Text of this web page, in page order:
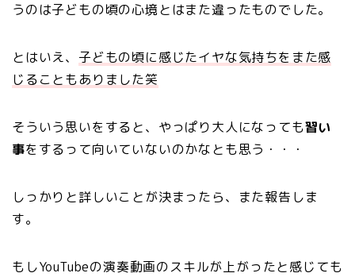
うのは子どもの頃の心境とはまた違ったものでした。
とはいえ、 子どもの頃に感じたイヤな気持ちをまた感
じることもありました笑
そういう思いをすると、やっぱり大人になっても習い
事をするって向いていないのかなとも思う・・・
しっかりと詳しいことが決まったら、また報告しま
す。
もしYouTubeの演奏動画のスキルが上がったと感じても